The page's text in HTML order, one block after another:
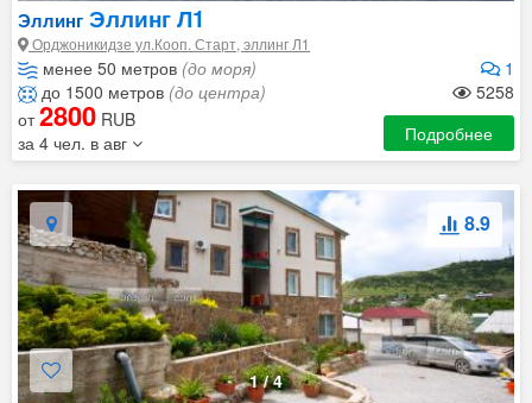
Эллинг Эллинг Л1
Орджоникидзе ул.Кооп. Старт, эллинг Л1
менее 50 метров (до моря)
1
до 1500 метров (до центра)
5258
от2800 RUB
за 4 чел. в авг
Подробнее
1/4
8.9